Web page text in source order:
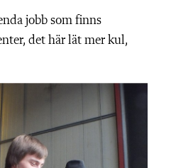
jobb som finns
det här lät mer kul,